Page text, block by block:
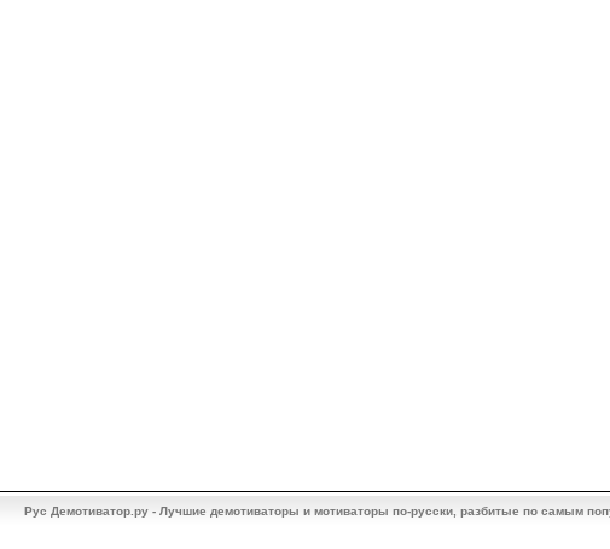
Рус Демотиватор.ру - Лучшие демотиваторы и мотиваторы по-русски, разбитые по самым